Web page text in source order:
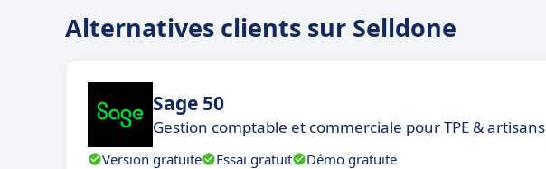
Alternatives clients sur Selldone
Sage 50
Gestion comptable et commerciale pour TPE & artisans
Version gratuite Essai gratuit Démo gratuite